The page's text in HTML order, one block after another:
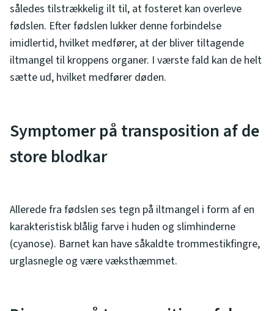
således tilstrækkelig ilt til, at fosteret kan overleve
fødslen. Efter fødslen lukker denne forbindelse
imidlertid, hvilket medfører, at der bliver tiltagende
iltmangel til kroppens organer. I værste fald kan de helt
sætte ud, hvilket medfører døden.
Symptomer på transposition af de
store blodkar
Allerede fra fødslen ses tegn på iltmangel i form af en
karakteristisk blålig farve i huden og slimhinderne
(cyanose). Barnet kan have såkaldte trommestikfingre,
urglasnegle og være væksthæmmet.